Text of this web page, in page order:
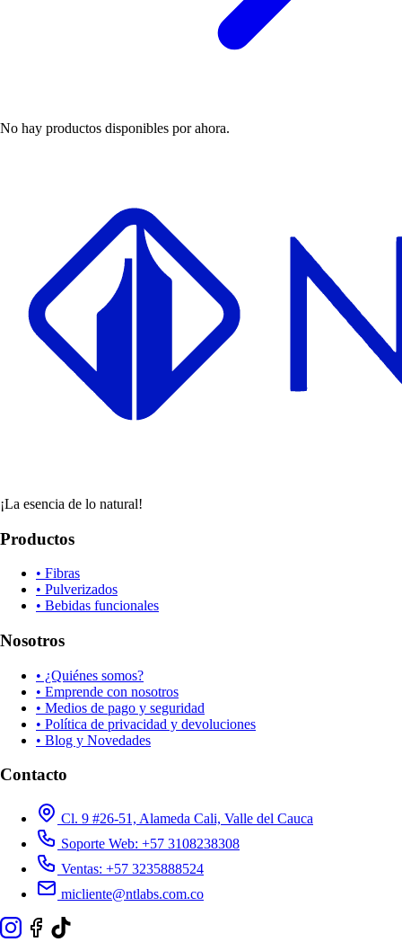
No hay productos disponibles por ahora.
¡La esencia de lo natural!
Productos
• Fibras
• Pulverizados
• Bebidas funcionales
Nosotros
• ¿Quiénes somos?
• Emprende con nosotros
• Medios de pago y seguridad
• Política de privacidad y devoluciones
• Blog y Novedades
Contacto
Cl. 9 #26-51, Alameda Cali, Valle del Cauca
Soporte Web: +57 3108238308
Ventas: +57 3235888524
micliente@ntlabs.com.co